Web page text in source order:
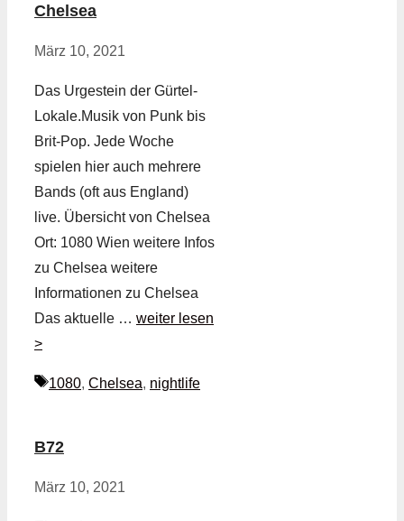
Chelsea
März 10, 2021
Das Urgestein der Gürtel-
Lokale.Musik von Punk bis
Brit-Pop. Jede Woche
spielen hier auch mehrere
Bands (oft aus England)
live. Übersicht von Chelsea
Ort: 1080 Wien weitere Infos
zu Chelsea weitere
Informationen zu Chelsea
Das aktuelle … weiter lesen
>
Schlagwörter
1080, Chelsea, nightlife
B72
März 10, 2021